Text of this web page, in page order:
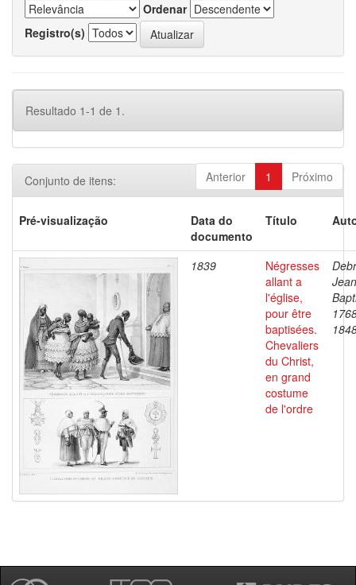
Ordenar
Registro(s)
Resultado 1-1 de 1.
Anterior 1 Próximo
Conjunto de itens:
Pré-visualização
Data do
documento
Título
1839
Négresses
allant a
l'église,
pour être
baptisées.
Chevaliers
du Christ,
en grand
costume
de l'ordre
Jean